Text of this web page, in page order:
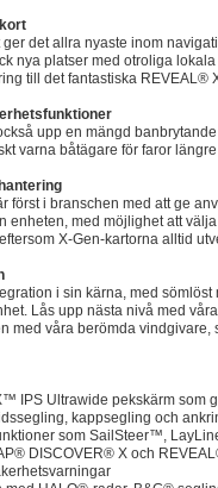
det allra nyaste inom
nya platser med otroliga
till det fantastiska
upp en mängd
varna båtägare för faror
först i branschen med att ge
enheten, med möjlighet att
X-Gen-kartorna alltid
i sin kärna, med
Lås upp nästa nivå med
med våra berömda
IPS Ultrawide pekskärm som
kappsegling och
som SailSteer™,
DISCOVER® X och